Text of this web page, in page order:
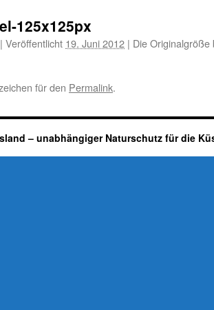
125x125px
| Veröffentlicht 19. Juni 2012 | Die
für den Permalink.
– unabhängiger Naturschutz für die